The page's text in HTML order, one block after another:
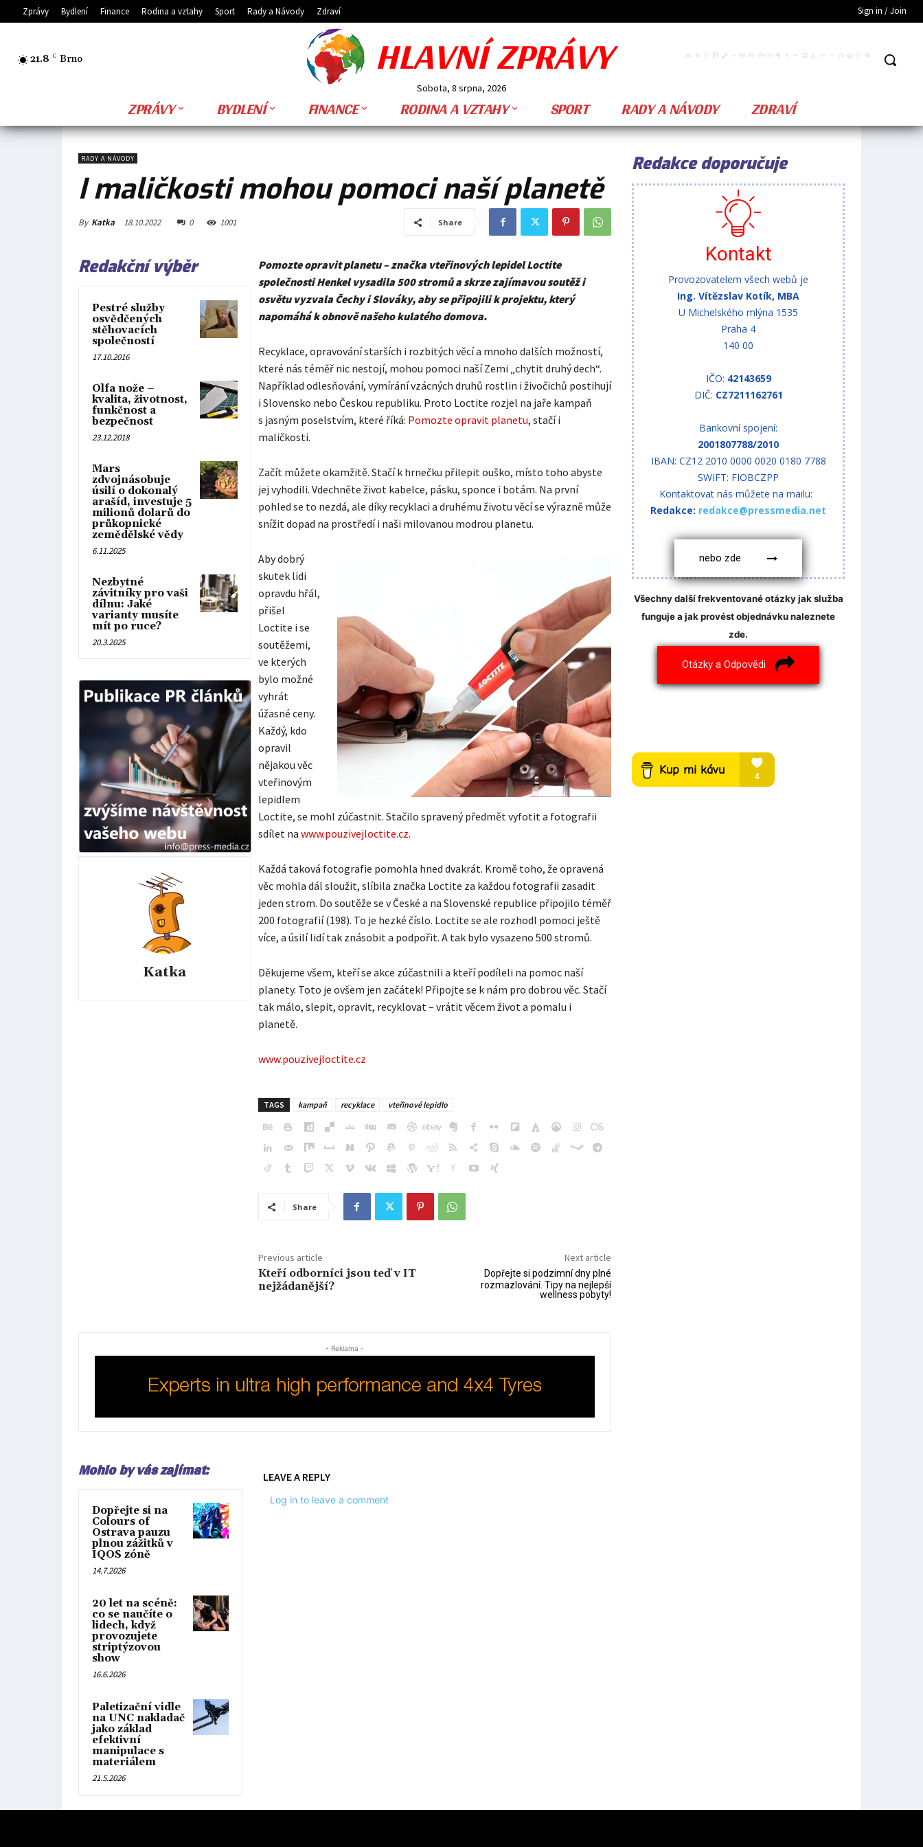
Zprávy Bydlení Finance Rodina a vztahy Sport Rady a Návody Zdraví Sign in / Join
21.8 C Brno HLAVNÍ ZPRÁVY
Sobota, 8 srpna, 2026
ZPRÁVY BYDLENÍ FINANCE RODINA A VZTAHY SPORT RADY A NÁVODY ZDRAVÍ
RADY A NÁVODY
I maličkosti mohou pomoci naší planetě
By Katka 18.10.2022 0 1001 Share
Redakční výběr
Pestré služby
osvědčených
stěhovacích
společností
17.10.2016
Olfa nože –
kvalita, životnost,
funkčnost a
bezpečnost
23.12.2018
Mars
zdvojnásobuje
úsilí o dokonalý
arašíd, investuje 5
milionů dolarů do
průkopnické
zemědělské vědy
6.11.2025
Nezbytné
závitníky pro vaši
dílnu: Jaké
varianty musíte
mít po ruce?
20.3.2025
Katka
Pomozte opravit planetu – značka vteřinových lepidel Loctite
společnosti Henkel vysadila 500 stromů a skrze zajímavou soutěž i
osvětu vyzvala Čechy i Slováky, aby se připojili k projektu, který
napomáhá k obnově našeho kulatého domova.
Recyklace, opravování starších i rozbitých věcí a mnoho dalších možností,
které nás téměř nic nestojí, mohou pomoci naší Zemi „chytit druhý dech“.
Například odlesňování, vymírání vzácných druhů rostlin i živočichů postihují
i Slovensko nebo Českou republiku. Proto Loctite rozjel na jaře kampaň
s jasným poselstvím, které říká: Pomozte opravit planetu, stačí i
maličkosti.
Začít můžete okamžitě. Stačí k hrnečku přilepit ouško, místo toho abyste
jej vyhodili. Vdechněte život kabelce, pásku, sponce i botám. Na první
pohled se to nezdá, ale díky recyklaci a druhému životu věcí se výrazně může
snížit dopad na prostředí i naši milovanou modrou planetu.
Aby dobrý
skutek lidi
opravdu hřál,
přišel
Loctite i se
soutěžemi,
ve kterých
bylo možné
vyhrát
úžasné ceny.
Každý, kdo
opravil
nějakou věc
vteřinovým
lepidlem
Loctite, se mohl zúčastnit. Stačilo spravený předmět vyfotit a fotografii
sdílet na www.pouzivejloctite.cz.
Každá taková fotografie pomohla hned dvakrát. Kromě toho, že opravená
věc mohla dál sloužit, slíbila značka Loctite za každou fotografii zasadit
jeden strom. Do soutěže se v České a na Slovenské republice připojilo téměř
200 fotografií (198). To je hezké číslo. Loctite se ale rozhodl pomoci ještě
více, a úsilí lidí tak znásobit a podpořit. A tak bylo vysazeno 500 stromů.
Děkujeme všem, kteří se akce zúčastnili a kteří podíleli na pomoc naší
planety. Toto je ovšem jen začátek! Připojte se k nám pro dobrou věc. Stačí
tak málo, slepit, opravit, recyklovat – vrátit věcem život a pomalu i
planetě.
www.pouzivejloctite.cz
TAGS kampaň recyklace vteřinové lepidlo
Share
Previous article
Kteří odborníci jsou teď v IT
nejžádanější?
Next article
Dopřejte si podzimní dny plné
rozmazlování. Tipy na nejlepší
wellness pobyty!
- Reklama -
Mohlo by vás zajímat:
Dopřejte si na
Colours of
Ostrava pauzu
plnou zážitků v
IQOS zóně
14.7.2026
20 let na scéně:
co se naučíte o
lidech, když
provozujete
striptýzovou
show
16.6.2026
Paletizační vidle
na UNC nakladač
jako základ
efektivní
manipulace s
materiálem
21.5.2026
LEAVE A REPLY
Log in to leave a comment
Redakce doporučuje
Kontakt
Provozovatelem všech webů je
Ing. Vítězslav Kotík, MBA
U Michelského mlýna 1535
Praha 4
140 00
IČO: 42143659
DIČ: CZ7211162761
Bankovní spojení:
2001807788/2010
IBAN: CZ12 2010 0000 0020 0180 7788
SWIFT: FIOBCZPP
Kontaktovat nás můžete na mailu:
Redakce: redakce@pressmedia.net
nebo zde
Všechny další frekventované otázky jak služba
funguje a jak provést objednávku naleznete
zde.
Otázky a Odpovědi